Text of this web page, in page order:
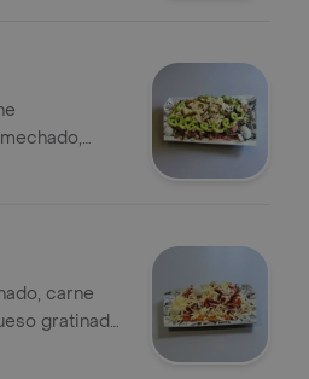
de
carne
gratinado,